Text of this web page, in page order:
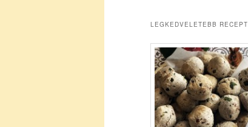
LEGKEDVELETEBB